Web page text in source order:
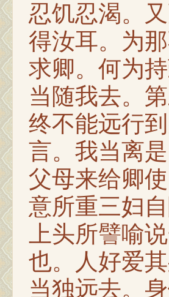
忍饥忍渴。
得汝耳。为
求卿。何为
当随我去。
终不能远行
言。我当离
父母来给卿
意所重三妇
上头所譬喻
也。人好爱
当独远去。